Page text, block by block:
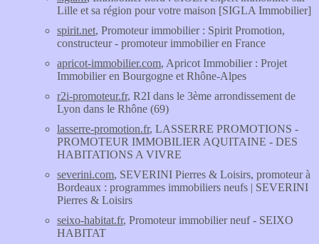
Lille et sa région pour votre maison [SIGLA Immobilier]
spirit.net, Promoteur immobilier : Spirit Promotion,
constructeur - promoteur immobilier en France
apricot-immobilier.com, Apricot Immobilier : Projet
Immobilier en Bourgogne et Rhône-Alpes
r2i-promoteur.fr, R2I dans le 3ème arrondissement de
Lyon dans le Rhône (69)
lasserre-promotion.fr, LASSERRE PROMOTIONS -
PROMOTEUR IMMOBILIER AQUITAINE - DES
HABITATIONS A VIVRE
severini.com, SEVERINI Pierres & Loisirs, promoteur à
Bordeaux : programmes immobiliers neufs | SEVERINI
Pierres & Loisirs
seixo-habitat.fr, Promoteur immobilier neuf - SEIXO
HABITAT